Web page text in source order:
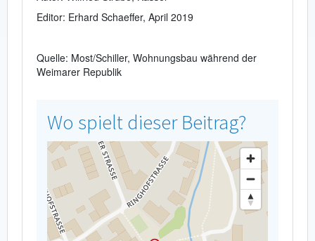
Editor: Erhard Schaeffer, April 2019
Quelle: Most/Schiller, Wohnungsbau während der
Weimarer Republik
Wo spielt dieser Beitrag?